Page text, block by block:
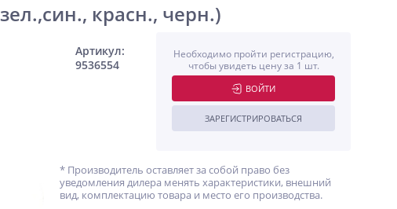
красн., черн.)
Артикул:
9536554
Необходимо пройти регистрацию,
чтобы увидеть цену за 1 шт.
ВОЙТИ
ЗАРЕГИСТРИРОВАТЬСЯ
* Производитель оставляет за собой право без
уведомления дилера менять характеристики, внешний
вид, комплектацию товара и место его производства.